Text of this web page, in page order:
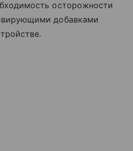
осторожности
добавками